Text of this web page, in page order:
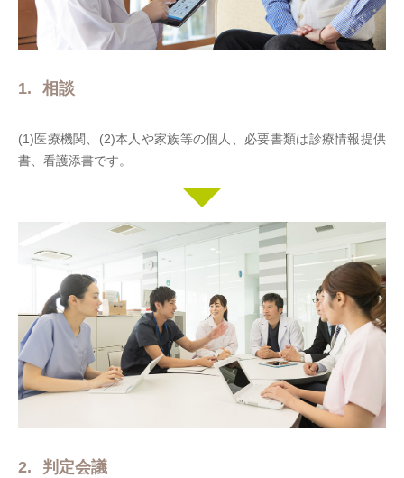
相談
(1)医療機関、(2)本人や家族等の個人、必要書類は診療情報提供
書、看護添書です。
判定会議